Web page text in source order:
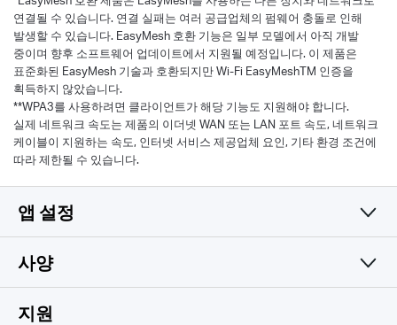
연결될 수 있습니다. 연결 실패는 여러 공급업체의 펌웨어 충돌로 인해
발생할 수 있습니다. EasyMesh 호환 기능은 일부 모델에서 아직 개발
중이며 향후 소프트웨어 업데이트에서 지원될 예정입니다. 이 제품은
표준화된 EasyMesh 기술과 호환되지만 Wi-Fi EasyMeshTM 인증을
획득하지 않았습니다.
**WPA3를 사용하려면 클라이언트가 해당 기능도 지원해야 합니다.
실제 네트워크 속도는 제품의 이더넷 WAN 또는 LAN 포트 속도, 네트워크
케이블이 지원하는 속도, 인터넷 서비스 제공업체 요인, 기타 환경 조건에
따라 제한될 수 있습니다.
앱 설정
다양한 기능을 간단하게
사양
무선
지원